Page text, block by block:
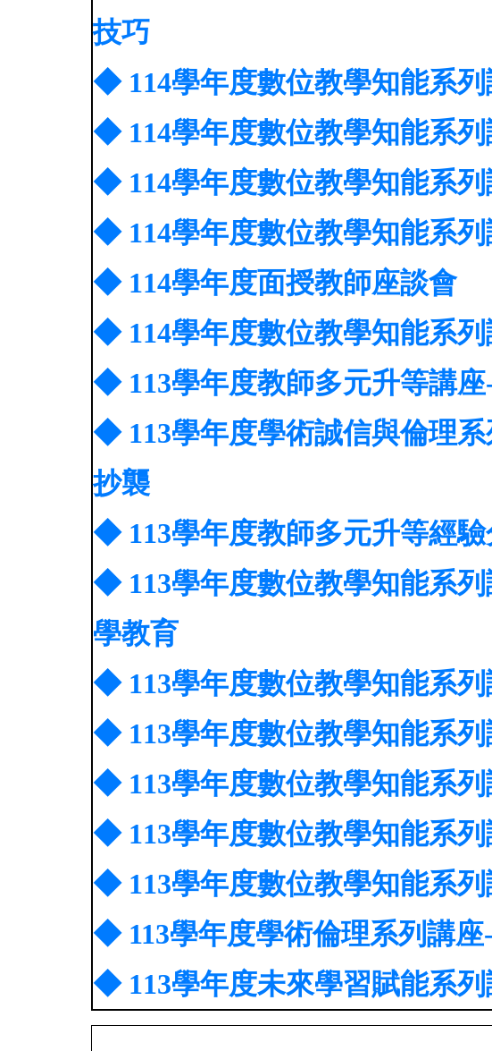
技巧
◆ 114學年度數位教學知能系
◆ 114學年度數位教學知能系
◆ 114學年度數位教學知能系
◆ 114學年度數位教學知能系
◆ 114學年度面授教師座談會
◆ 114學年度數位教學知能系
◆ 113學年度教師多元升等講
◆ 113學年度學術誠信與倫理
抄襲
◆ 113學年度教師多元升等經
◆ 113學年度數位教學知能系
學教育
◆ 113學年度數位教學知能系
◆ 113學年度數位教學知能系
◆ 113學年度數位教學知能系
◆ 113學年度數位教學知能系
◆ 113學年度數位教學知能系
◆ 113學年度學術倫理系列講
◆ 113學年度未來學習賦能系